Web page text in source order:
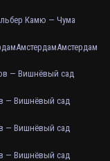
Камю — Чума
АмстердамАмстердам
— Вишнёвый сад
— Вишнёвый сад
— Вишнёвый сад
— Вишнёвый сад